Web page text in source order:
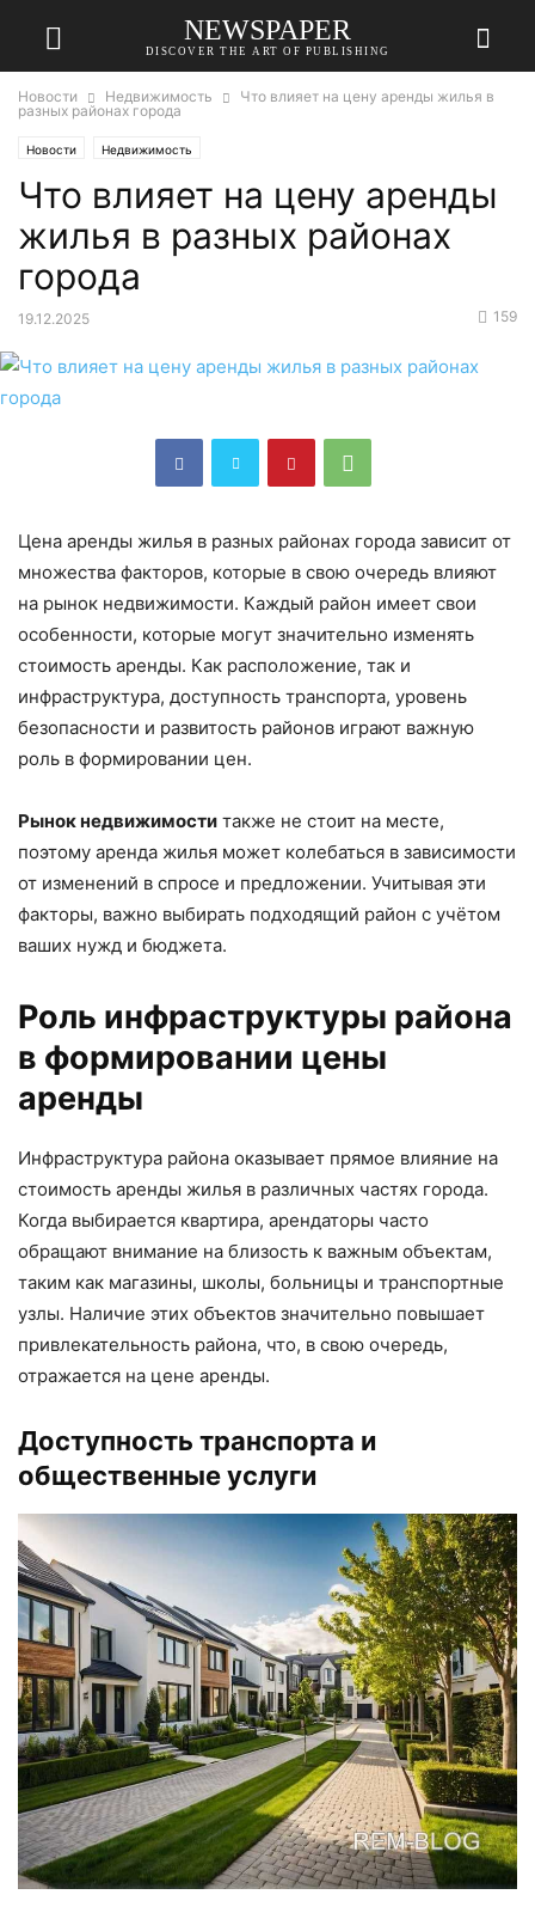
NEWSPAPER
DISCOVER THE ART OF PUBLISHING
Новости Недвижимость
Что влияет на цену аренды жилья в
разных районах города
Новости Недвижимость
Что влияет на цену аренды
жилья в разных районах
города
19.12.2025 159
Цена аренды жилья в разных районах города зависит от
множества факторов, которые в свою очередь влияют
на рынок недвижимости. Каждый район имеет свои
особенности, которые могут значительно изменять
стоимость аренды. Как расположение, так и
инфраструктура, доступность транспорта, уровень
безопасности и развитость районов играют важную
роль в формировании цен.
Рынок недвижимости также не стоит на месте,
поэтому аренда жилья может колебаться в зависимости
от изменений в спросе и предложении. Учитывая эти
факторы, важно выбирать подходящий район с учётом
ваших нужд и бюджета.
Роль инфраструктуры района
в формировании цены
аренды
Инфраструктура района оказывает прямое влияние на
стоимость аренды жилья в различных частях города.
Когда выбирается квартира, арендаторы часто
обращают внимание на близость к важным объектам,
таким как магазины, школы, больницы и транспортные
узлы. Наличие этих объектов значительно повышает
привлекательность района, что, в свою очередь,
отражается на цене аренды.
Доступность транспорта и
общественные услуги